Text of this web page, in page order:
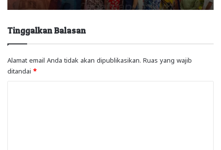
Tinggalkan Balasan
Alamat email Anda tidak akan dipublikasikan. Ruas yang wajib
ditandai *